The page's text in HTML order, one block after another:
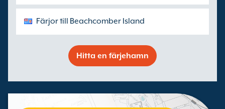
Färjor till Beachcomber Island
Hitta en färjehamn